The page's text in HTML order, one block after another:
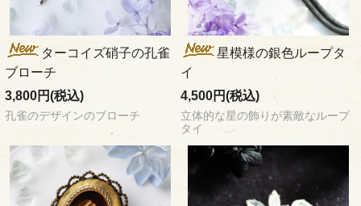
ターコイズ硝子の孔雀
ブローチ
3,800円(税込)
孔雀のデザインのブローチ
星模様の銀色ループタ
イ
4,500円(税込)
立体的な星の飾りが素敵なループ
タイ